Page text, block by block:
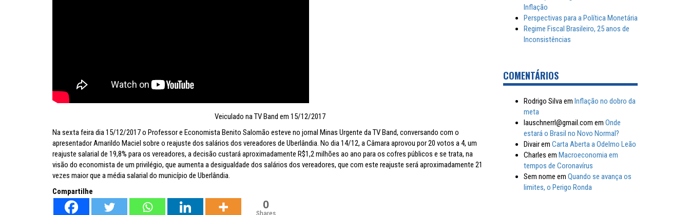
Veiculado na TV Band em 15/12/2017
Na sexta feira dia 15/12/2017 o Professor e Economista Benito Salomão esteve no jornal Minas Urgente da TV Band, conversando com o
apresentador Amarildo Maciel sobre o reajuste dos salários dos vereadores de Uberlândia. No dia 14/12, a Câmara aprovou por 20 votos a 4, um
reajuste salarial de 19,8% para os vereadores, a decisão custará aproximadamente R$1,2 milhões ao ano para os cofres públicos e se trata, na
visão do economista de um privilégio, que aumenta a desigualdade dos salários dos vereadores, que com este reajuste será aproximadamente 21
vezes maior que a média salarial do município de Uberlândia.
Compartilhe
0
Shares
Inflação
Perspectivas para a Política Monetária
Regime Fiscal Brasileiro, 25 anos de
Inconsistências
COMENTÁRIOS
Rodrigo Silvaem Inflação no dobro da
meta
lauschnerrl@gmail.com em Onde
estará o Brasil no Novo Normal?
Divairem Carta Aberta a Odelmo Leão
Charles em Macroeconomia em
tempos de Coronavírus
Sem nome em Quando se avança os
limites, o Perigo Ronda